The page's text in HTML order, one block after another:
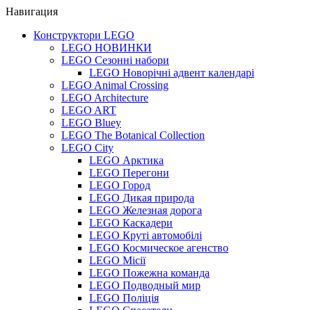
Навигация
Конструктори LEGO
LEGO НОВИНКИ
LEGO Сезонні набори
LEGO Новорічні адвент календарі
LEGO Animal Crossing
LEGO Architecture
LEGO ART
LEGO Bluey
LEGO The Botanical Collection
LEGO City
LEGO Арктика
LEGO Перегони
LEGO Город
LEGO Дикая природа
LEGO Железная дорога
LEGO Каскадери
LEGO Круті автомобілі
LEGO Космическое агенство
LEGO Місії
LEGO Пожежна команда
LEGO Подводный мир
LEGO Поліція